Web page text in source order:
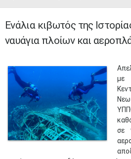
Ενάλια κιβωτός της
ναυάγια πλοίων και
με
σε